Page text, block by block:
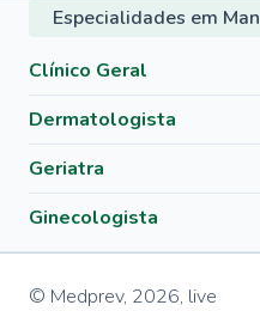
Especialidades em
Clínico Geral
Dermatologista
Geriatra
Ginecologista
© Medprev, 2026, live